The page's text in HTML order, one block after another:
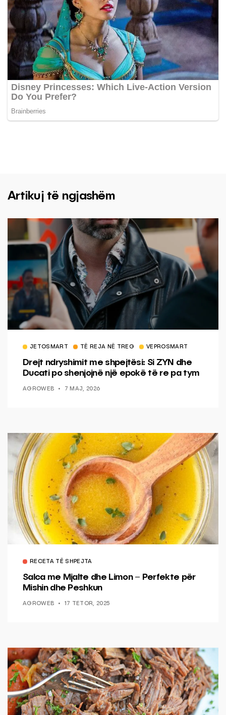
Artikuj të ngjashëm
JETOSMART TË REJA NË TREG VEPROSMART
Drejt ndryshimit me shpejtësi: Si ZYN dhe
Ducati po shenjojnë një epokë të re pa tym
AGROWEB 7 MAJ, 2026
RECETA TË SHPEJTA
Salca me Mjalte dhe Limon – Perfekte për
Mishin dhe Peshkun
AGROWEB 17 TETOR, 2025